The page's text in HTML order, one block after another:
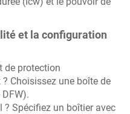
et la configuration
de protection
Choisissez une boîte de
? Spécifiez un boîtier avec